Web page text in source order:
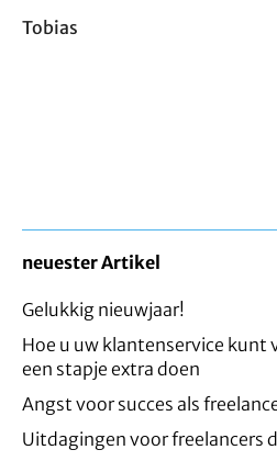
Tobias
neuester Artikel
Gelukkig nieuwjaar!
Hoe u uw klantenservice kunt
een stapje extra doen
Angst voor succes als
Uitdagingen voor freelancers